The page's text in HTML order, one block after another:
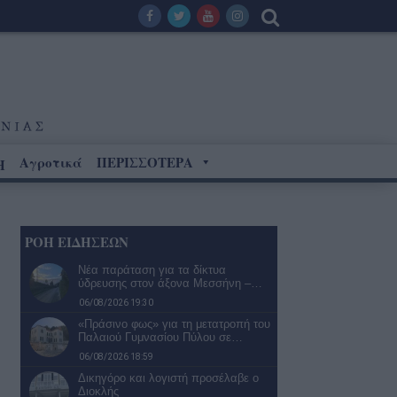
Αγροτικά ΠΕΡΙΣΣΟΤΕΡΑ
ΡΟΗ ΕΙΔΗΣΕΩΝ
Νέα παράταση για τα δίκτυα
ύδρευσης στον άξονα Μεσσήνη –…
06/08/2026 19:30
«Πράσινο φως» για τη μετατροπή του
Παλαιού Γυμνασίου Πύλου σε…
06/08/2026 18:59
Δικηγόρο και λογιστή προσέλαβε ο
Διοκλής